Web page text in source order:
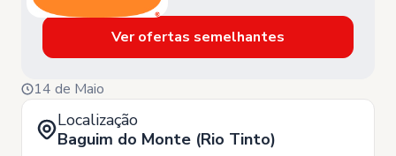
Ver ofertas semelhantes
14 de Maio
Localização
Baguim do Monte (Rio Tinto)